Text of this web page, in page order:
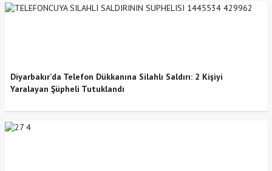
Diyarbakır’da Telefon Dükkanına Silahlı Saldırı: 2 Kişiyi
Yaralayan Şüpheli Tutuklandı